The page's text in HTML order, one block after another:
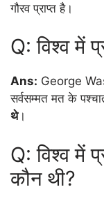
गौरव प्राप्त है।
Q: विश्व में
Ans: George
सर्वसम्मत मत के
थे।
Q: विश्व में
कौन थी?